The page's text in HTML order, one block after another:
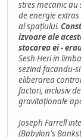
stres mecanic au
de energie
al spațiului.
izvoare ale
stocarea ei -
Sesh Heri in
sezind facandu-
eliberarea
factori, inclusiv
gravitaționale
Joseph Farrell
(Babylon's